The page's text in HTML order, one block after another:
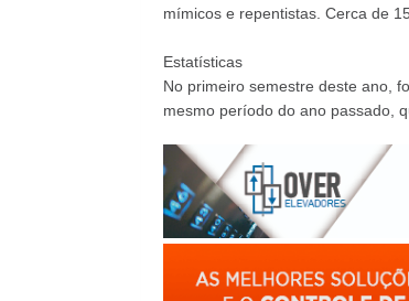
mímicos e repentistas. Cerca de
Estatísticas
No primeiro semestre deste ano,
mesmo período do ano passado,